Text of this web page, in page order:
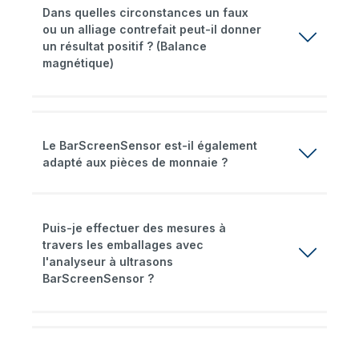
Dans quelles circonstances un faux
ou un alliage contrefait peut-il donner
un résultat positif ? (Balance
magnétique)
Le BarScreenSensor est-il également
adapté aux pièces de monnaie ?
Puis-je effectuer des mesures à
travers les emballages avec
l'analyseur à ultrasons
BarScreenSensor ?